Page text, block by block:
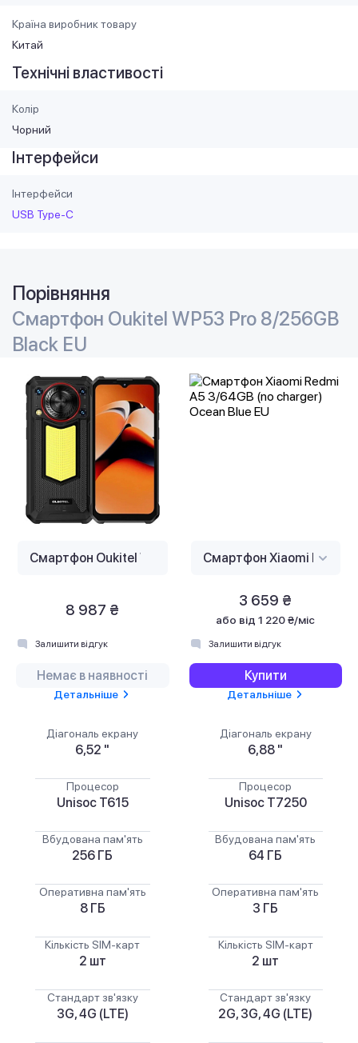
Країна виробник товару
Китай
Технічні властивості
Колір
Чорний
Інтерфейси
Інтерфейси
USB Type-C
Порівняння
Смартфон Oukitel WP53 Pro 8/256GB
Black EU
8 987 ₴
Залишити відгук
Немає в наявності
Детальніше
Діагональ екрану
6,52 "
Процесор
Unisoc T615
Вбудована пам'ять
256 ГБ
Оперативна пам'ять
8 ГБ
Кількість SIM-карт
2 шт
Стандарт зв'язку
3G, 4G (LTE)
3 659 ₴
або від 1 220 ₴/міс
Залишити відгук
Купити
Детальніше
Діагональ екрану
6,88 "
Процесор
Unisoc T7250
Вбудована пам'ять
64 ГБ
Оперативна пам'ять
3 ГБ
Кількість SIM-карт
2 шт
Стандарт зв'язку
2G, 3G, 4G (LTE)